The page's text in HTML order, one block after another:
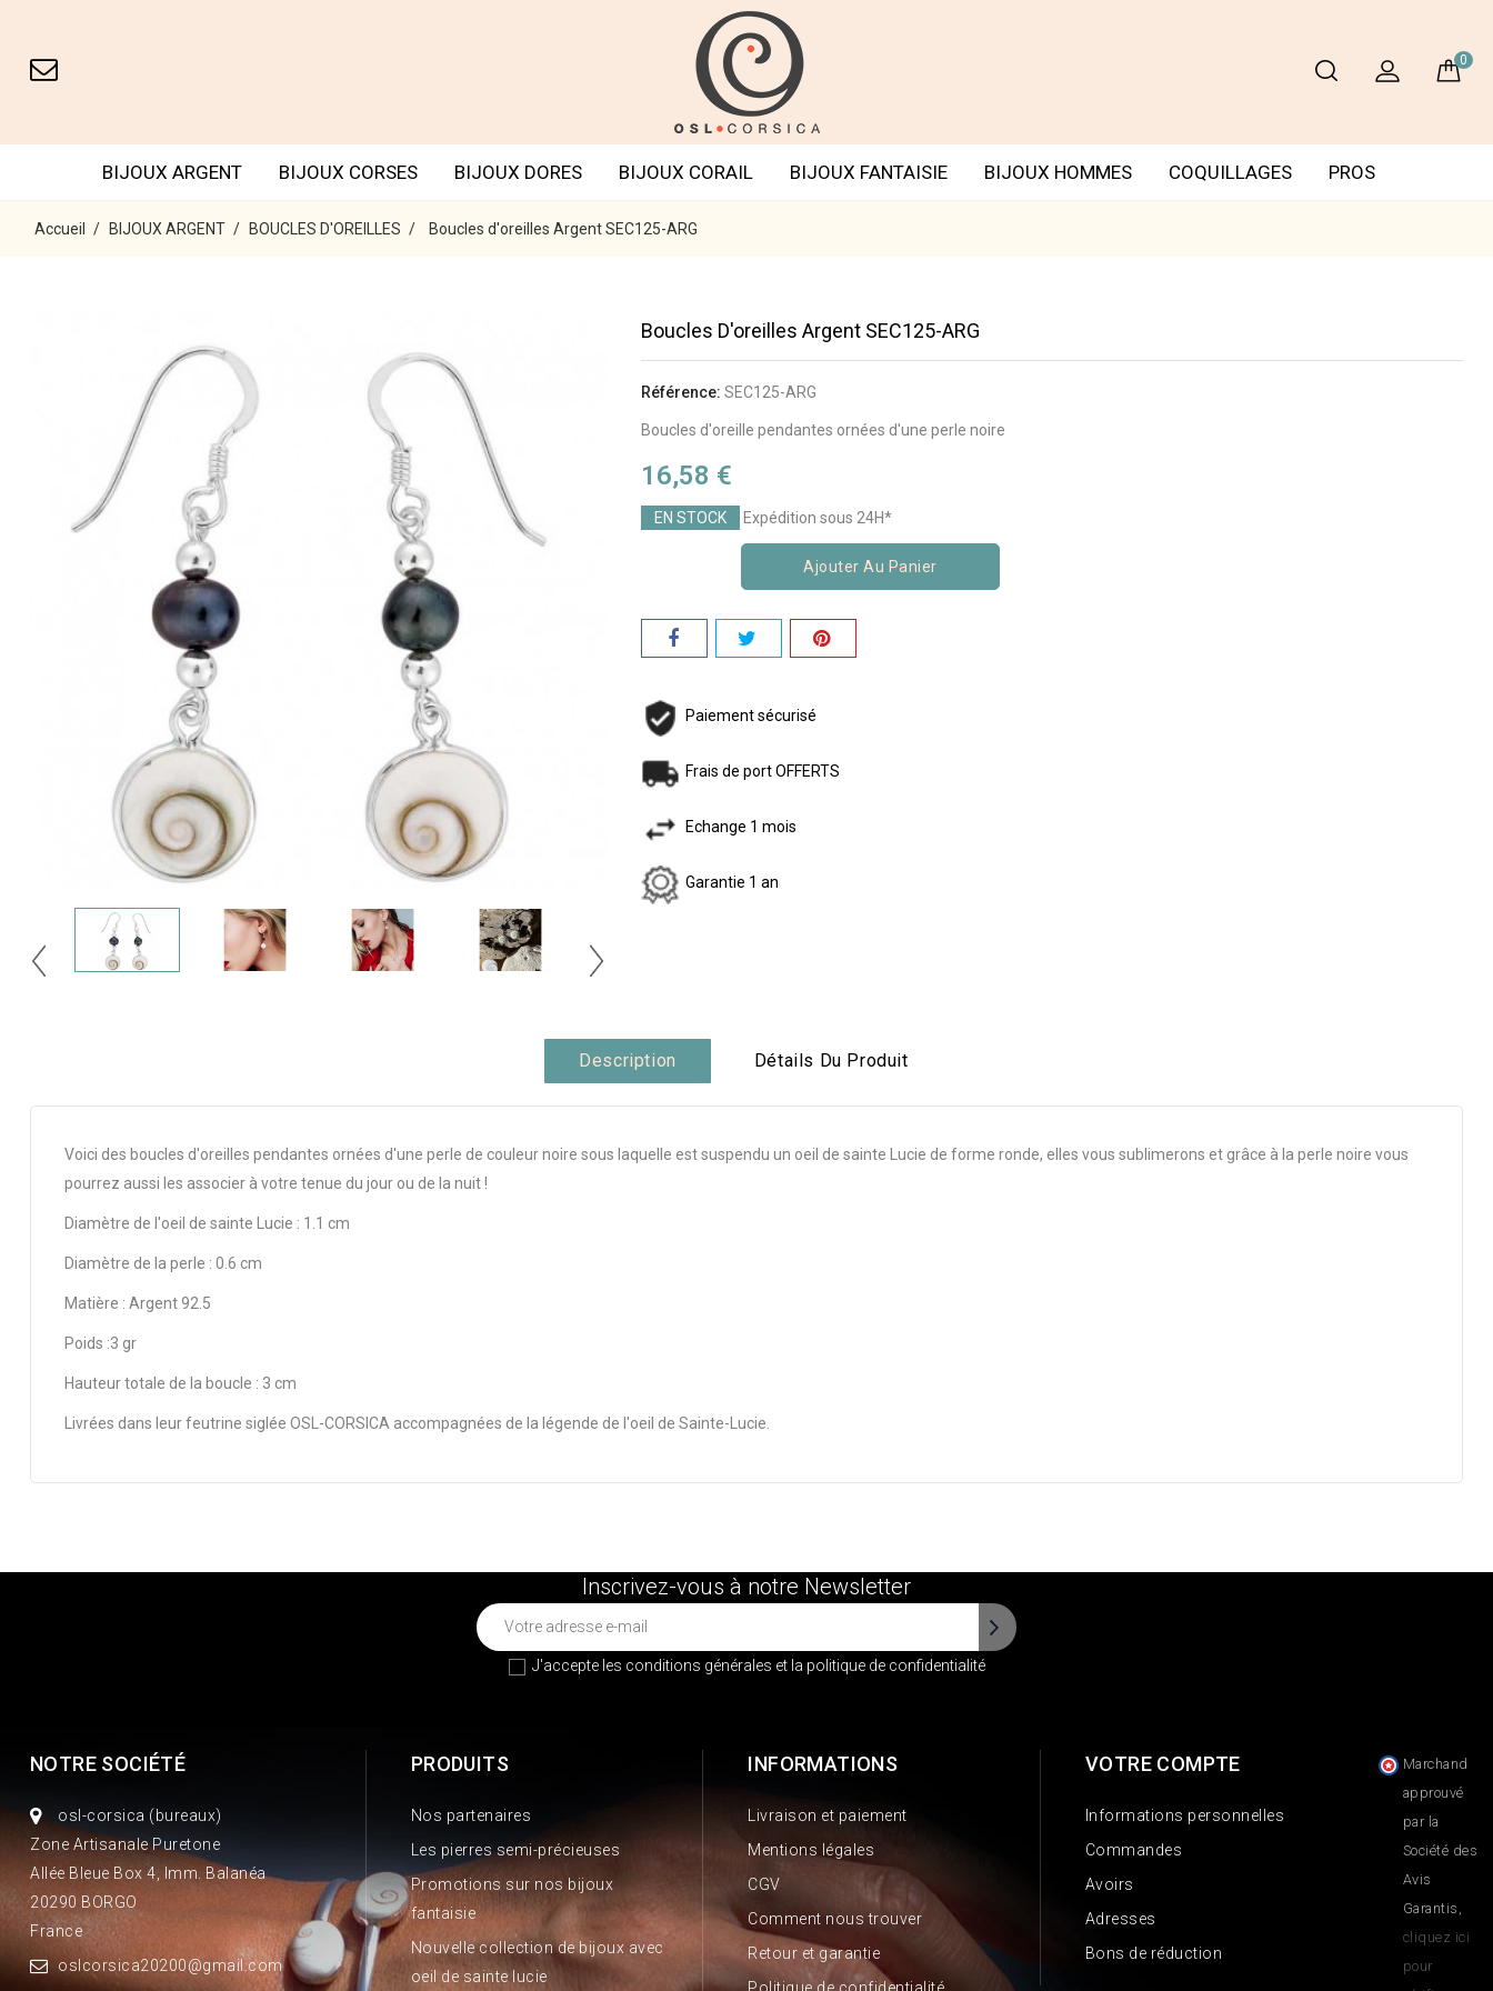
0
BIJOUX ARGENT BIJOUX CORSES BIJOUX DORES BIJOUX CORAIL BIJOUX FANTAISIE BIJOUX HOMMES COQUILLAGES PROS
Accueil BIJOUX ARGENT BOUCLES D'OREILLES Boucles d'oreilles Argent SEC125-ARG
Boucles D'oreilles Argent SEC125-ARG
Référence: SEC125-ARG
Boucles d'oreille pendantes ornées d'une perle noire
16,58 €
EN STOCK Expédition sous 24H*
Ajouter Au Panier
Paiement sécurisé
Frais de port OFFERTS
Echange 1 mois
Garantie 1 an
Description Détails Du Produit
Voici des boucles d'oreilles pendantes ornées d'une perle de couleur noire sous laquelle est suspendu un oeil de sainte Lucie de forme ronde, elles vous sublimerons et grâce à la perle noire vous
pourrez aussi les associer à votre tenue du jour ou de la nuit !
Diamètre de l'oeil de sainte Lucie : 1.1 cm
Diamètre de la perle : 0.6 cm
Matière : Argent 92.5
Poids :3 gr
Hauteur totale de la boucle : 3 cm
Livrées dans leur feutrine siglée OSL-CORSICA accompagnées de la légende de l'oeil de Sainte-Lucie.
Inscrivez-vous à notre Newsletter
J'accepte les conditions générales et la politique de confidentialité
NOTRE SOCIÉTÉ
osl-corsica (bureaux)
Zone Artisanale Puretone
Allée Bleue Box 4, Imm. Balanéa
20290 BORGO
France
oslcorsica20200@gmail.com
PRODUITS
Nos partenaires
Les pierres semi-précieuses
Promotions sur nos bijoux
fantaisie
Nouvelle collection de bijoux avec
oeil de sainte lucie
INFORMATIONS
Livraison et paiement
Mentions légales
CGV
Comment nous trouver
Retour et garantie
Politique de confidentialité
VOTRE COMPTE
Informations personnelles
Commandes
Avoirs
Adresses
Bons de réduction
Marchand
approuvé
par la
Société des
Avis
Garantis,
cliquez ici
pour